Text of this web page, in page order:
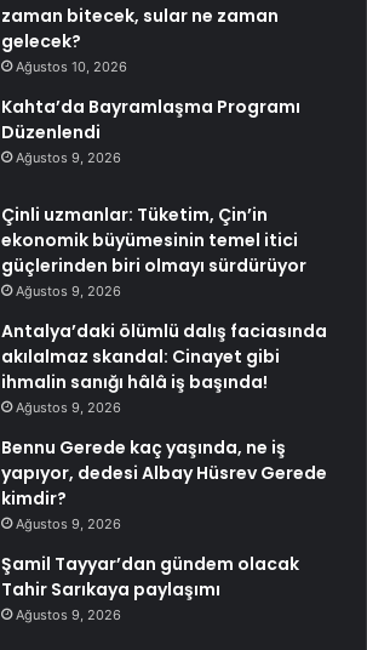
zaman bitecek, sular ne zaman
gelecek?
Ağustos 10, 2026
Kahta’da Bayramlaşma Programı
Düzenlendi
Ağustos 9, 2026
Çinli uzmanlar: Tüketim, Çin’in
ekonomik büyümesinin temel itici
güçlerinden biri olmayı sürdürüyor
Ağustos 9, 2026
Antalya’daki ölümlü dalış faciasında
akılalmaz skandal: Cinayet gibi
ihmalin sanığı hâlâ iş başında!
Ağustos 9, 2026
Bennu Gerede kaç yaşında, ne iş
yapıyor, dedesi Albay Hüsrev Gerede
kimdir?
Ağustos 9, 2026
Şamil Tayyar’dan gündem olacak
Tahir Sarıkaya paylaşımı
Ağustos 9, 2026